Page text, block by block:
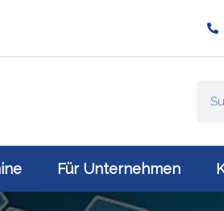
gmbh/
Für Unternehmen